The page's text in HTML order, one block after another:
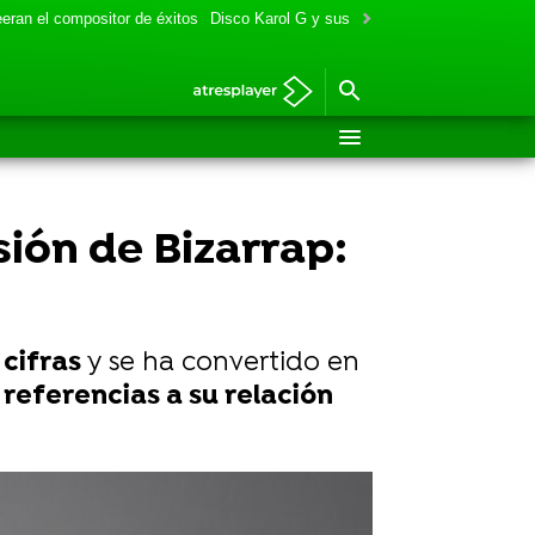
el compositor de éxitos Disco Karol G y sus colaboraciones
de Bizarrap:
cifrasy se ha convertido en
referencias a su relación